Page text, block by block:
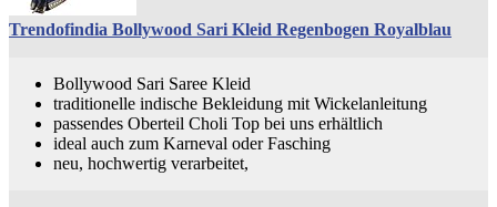
Trendofindia Bollywood Sari Kleid Regenbogen Royalblau
Bollywood Sari Saree Kleid
traditionelle indische Bekleidung mit Wickelanleitung
passendes Oberteil Choli Top bei uns erhältlich
ideal auch zum Karneval oder Fasching
neu, hochwertig verarbeitet,